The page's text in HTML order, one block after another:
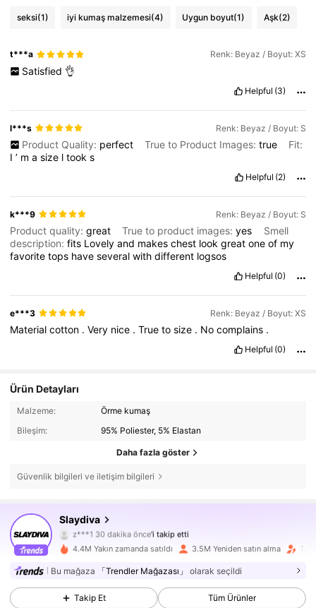
seksi(1) iyi kumaş malzemesi(4) Uygun boyut(1) Aşk(2)
t***a Renk: Beyaz / Boyut: XS
Satisfied 👌
Helpful (3)
l***s Renk: Beyaz / Boyut: S
Product Quality: perfect True to Product Images: true
Fit:
I’ masize ltooks
Helpful (2)
k***9 Renk: Beyaz / Boyut: S
Product quality:great True to product images:yes
Smell
description:fits Lovelyand makeschest lookgreatoneof my
favoritetops haveseveralwithdifferent logsos
Helpful (0)
e***3 Renk: Beyaz / Boyut: XS
Materialcotton .Very nice .Truetosize . Nocomplains .
Helpful (0)
Ürün Detayları
Malzeme:
Örme kumaş
Bileşim:
95% Poliester, 5% Elastan
Daha fazla göster
Güvenlik bilgileri ve iletişim bilgileri
Slaydiva
4,85
1.1M Takipçiler
z***1
30 dakika önce
f***r göz atıyor
4,85
1.1M Takipçiler
4,85 1.1M Takipçiler
4.4M Yakın zamanda satıldı 3.5M Yeniden satın alma
Bu mağaza 「Trendler Mağazası」 olarak seçildi
Takip Et Tüm Ürünler